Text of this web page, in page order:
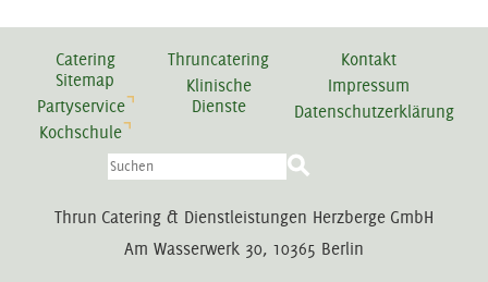
Catering
Sitemap
Partyservice
Kochschule
Thruncatering
Klinische
Dienste
Kontakt
Impressum
Datenschutzerklärung
Thrun Catering & Dienstleistungen Herzberge GmbH
Am Wasserwerk 30, 10365 Berlin